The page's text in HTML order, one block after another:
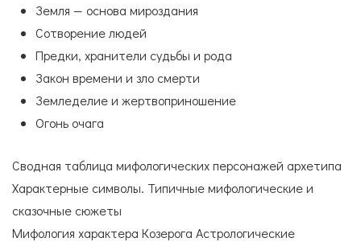
Земля — основа мироздания
Сотворение людей
Предки, хранители судьбы и рода
Закон времени и зло смерти
Земледелие и жертвоприношение
Огонь очага
Сводная таблица мифологических персонажей архетипа
Характерные символы. Типичные мифологические и
сказочные сюжеты
Мифология характера Козерога Астрологические